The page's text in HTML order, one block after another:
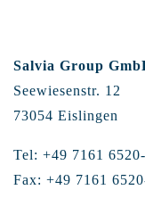
Salvia Group
Seewiesenstr. 12
73054 Eislingen
Tel: +49 7161
Fax: +49 7161